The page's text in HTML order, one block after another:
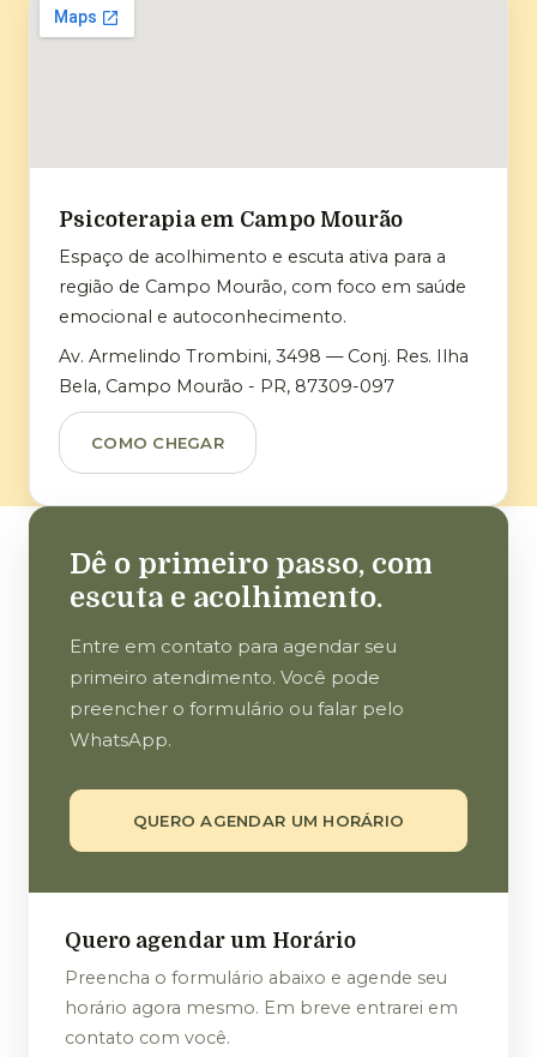
Psicoterapia em Campo Mourão
Espaço de acolhimento e escuta ativa para a
região de Campo Mourão, com foco em saúde
emocional e autoconhecimento.
Av. Armelindo Trombini, 3498 — Conj. Res. Ilha
Bela, Campo Mourão - PR, 87309-097
COMO CHEGAR
Dê o primeiro passo, com
escuta e acolhimento.
Entre em contato para agendar seu
primeiro atendimento. Você pode
preencher o formulário ou falar pelo
WhatsApp.
QUERO AGENDAR UM HORÁRIO
Quero agendar um Horário
Preencha o formulário abaixo e agende seu
horário agora mesmo. Em breve entrarei em
contato com você.